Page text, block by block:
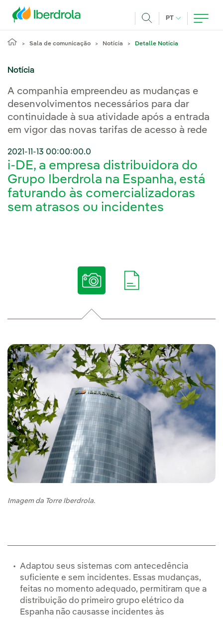
PT IDIOMA ATUAL,
Sala de comunicação Notícia Detalle Notícia
Notícia
A companhia empreendeu as mudanças e
desenvolvimentos necessários para dar
continuidade à sua atividade após a entrada
em vigor das novas tarifas de acesso à rede
2021-11-13 00:00:00.0
i-DE, a empresa distribuidora do
Grupo Iberdrola na Espanha, está
faturando às comercializadoras
sem atrasos ou incidentes
Imagem da Torre Iberdrola.
Adaptou seus sistemas com antecedência
suficiente e sem incidentes. Essas mudanças,
feitas no momento adequado, permitiram que a
distribuição do primeiro grupo elétrico da
Espanha não causasse incidentes às